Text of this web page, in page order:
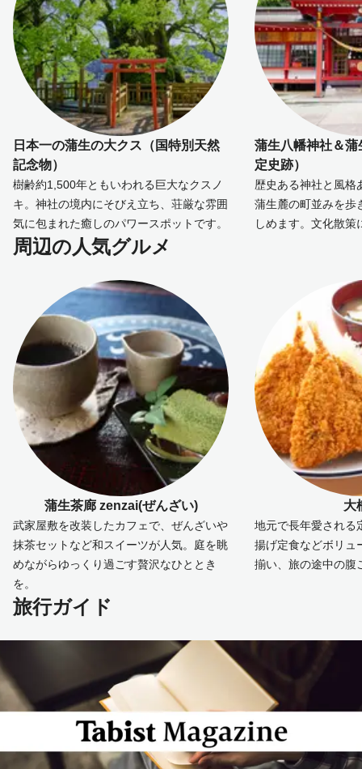
日本一の蒲生の大クス（国特別天然
記念物）
樹齢約1,500年ともいわれる巨大なクスノ
キ。神社の境内にそびえ立ち、荘厳な雰囲
気に包まれた癒しのパワースポットです。
蒲生八幡神社＆
定史跡）
歴史ある神社と風格
蒲生麓の町並みを歩
しめます。文化散策
周辺の人気グルメ
蒲生茶廊 zenzai(ぜんざい)
武家屋敷を改装したカフェで、ぜんざいや
抹茶セットなど和スイーツが人気。庭を眺
めながらゆっくり過ごす贅沢なひととき
を。
大
地元で長年愛される
揚げ定食などボリュ
揃い、旅の途中の腹
旅行ガイド